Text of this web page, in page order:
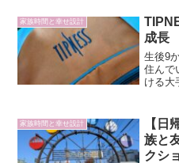
ことに
家族時間と幸せ設計
成長
生後9
住んで
ける大
済）
たので
家族時間と幸せ設計
【日
族と
クシ